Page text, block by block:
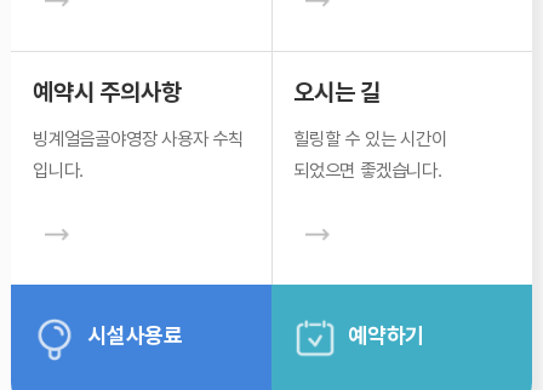
예약시 주의사항
빙계얼음골야영장사용자 수칙
입니다.
오시는 길
힐링할 수 있는 시간이
되었으면 좋겠습니다.
시설사용료 예약하기